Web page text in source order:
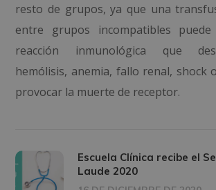
resto de grupos, ya que una
entre grupos incompatibles
reacción inmunológica que
hemólisis, anemia, fallo renal, shock
provocar la muerte de receptor.
Escuela Clínica recibe el
Laude 2020